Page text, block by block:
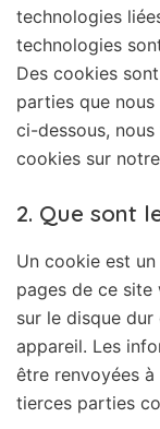
technologies
technologies
Des cookies
parties que nous
ci-dessous,
cookies sur
2. Que sont
Un cookie est
pages de ce
sur le disque dur
appareil. Les
être renvoyées
tierces parties